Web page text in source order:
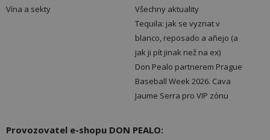
Vína a sekty
Všechny aktuality
Tequila: jak se vyznat v
blanco, reposado a añejo (a
jak ji pít jinak než na ex)
Don Pealo partnerem Prague
Baseball Week 2026. Cava
Jaume Serra pro VIP zónu
Provozovatel e-shopu DON PEALO: